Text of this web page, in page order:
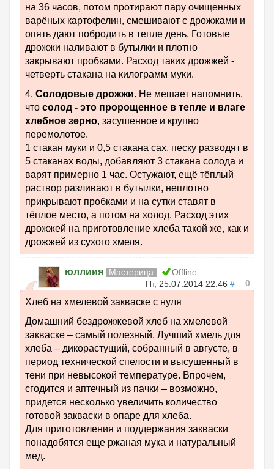
на 36 часов, потом протирают пару очищенных
варёных картофелин, смешивают с дрожжами и
опять дают побродить в тепле день. Готовые
дрожжи наливают в бутылки и плотно
закрывают пробками. Расход таких дрожжей -
четверть стакана на килограмм муки.
4. Солодовые дрожжи. Не мешает напомнить,
что солод - это пророщенное в тепле и влаге
хлебное зерно, засушенное и крупно
перемолотое.
1 стакан муки и 0,5 стакана сах. песку разводят в
5 стаканах воды, добавляют 3 стакана солода и
варят примерно 1 час. Остужают, ещё тёплый
раствор разливают в бутылки, неплотно
прикрывают пробками и на сутки ставят в
тёплое место, а потом на холод. Расход этих
дрожжей на приготовление хлеба такой же, как и
дрожжей из сухого хмеля.
юллиия Мастерица
Offline
Пт, 25.07.2014 22:46 # 0
Хлеб на хмелевой закваске с нуля
Домашний бездрожжевой хлеб на хмелевой
закваске – самый полезный. Лучший хмель для
хлеба – дикорастущий, собранный в августе, в
период технической спелости и высушенный в
тени при невысокой температуре. Впрочем,
сгодится и аптечный из пачки – возможно,
придется несколько увеличить количество
готовой закваски в опаре для хлеба.
Для приготовления и поддержания закваски
понадобятся еще ржаная мука и натуральный
мед.